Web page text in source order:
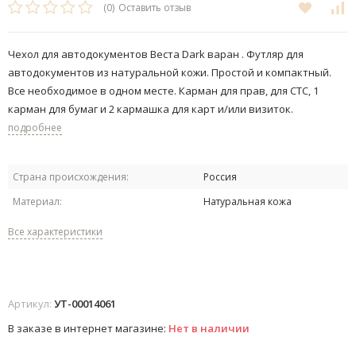
(0) Оставить отзыв
Чехол для автодокументов Веста Dark варан . ​Футляр для
автодокументов из натуральной кожи. Простой и компактный.
Все необходимое в одном месте. Карман для прав, для СТС, 1
карман для бумаг и 2 кармашка для карт и/или визиток.
подробнее
Страна происхождения:
Россия
Материал:
Натуральная кожа
Все характеристики
Артикул: УТ-00014061
В заказе в интернет магазине: Нет в наличии